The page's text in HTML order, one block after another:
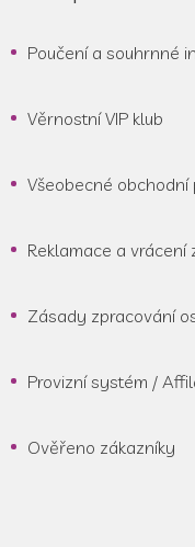
Poučení a souhrnné
Věrnostní VIP klub
Všeobecné obchodní
Reklamace a vrácení
Zásady zpracování
Provizní systém /
Ověřeno zákazníky